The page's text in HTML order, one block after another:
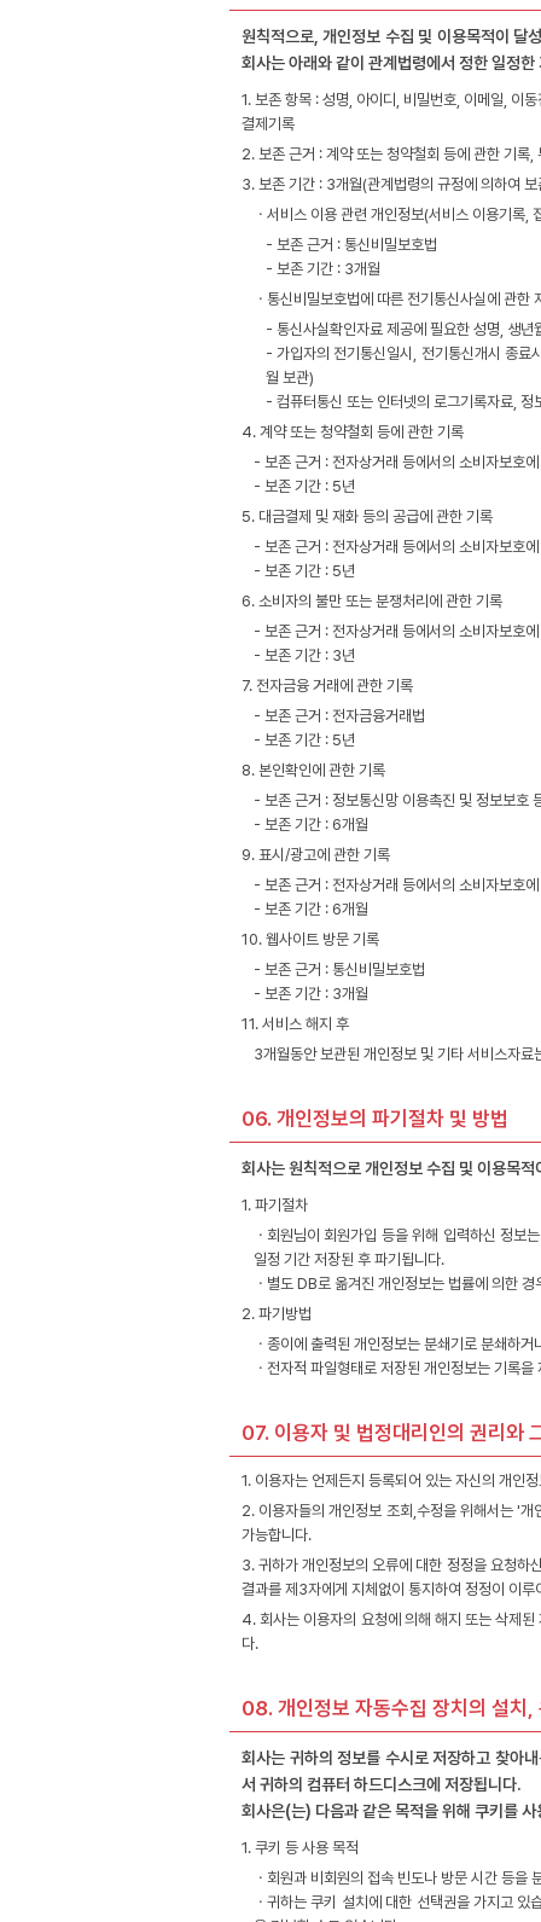
원칙적으로, 개인정보 수집 및 이용목적이 달
회사는 아래와 같이 관계법령에서 정한 일정
1. 보존 항목 : 성명, 아이디, 비밀번호, 이메일, 이
결제기록
2. 보존 근거 : 계약 또는 청약철회 등에 관한 기록
3. 보존 기간 : 3개월(관계법령의 규정에 의하여
ㆍ서비스 이용 관련 개인정보(서비스 이용기록,
- 보존 근거 : 통신비밀보호법
- 보존 기간 : 3개월
ㆍ통신비밀보호법에 따른 전기통신사실에 관한
- 통신사실확인자료 제공에 필요한 성명, 생년
- 가입자의 전기통신일시, 전기통신개시 종료
월 보관)
- 컴퓨터통신 또는 인터넷의 로그기록자료,
4. 계약 또는 청약철회 등에 관한 기록
- 보존 근거 : 전자상거래 등에서의 소비자보호
- 보존 기간 : 5년
5. 대금결제 및 재화 등의 공급에 관한 기록
- 보존 근거 : 전자상거래 등에서의 소비자보호
- 보존 기간 : 5년
6. 소비자의 불만 또는 분쟁처리에 관한 기록
- 보존 근거 : 전자상거래 등에서의 소비자보호
- 보존 기간 : 3년
7. 전자금융 거래에 관한 기록
- 보존 근거 : 전자금융거래법
- 보존 기간 : 5년
8. 본인확인에 관한 기록
- 보존 근거 : 정보통신망 이용촉진 및 정보보호
- 보존 기간 : 6개월
9. 표시/광고에 관한 기록
- 보존 근거 : 전자상거래 등에서의 소비자보호
- 보존 기간 : 6개월
10. 웹사이트 방문 기록
- 보존 근거 : 통신비밀보호법
- 보존 기간 : 3개월
11. 서비스 해지 후
3개월동안 보관된 개인정보 및 기타 서비스자
06. 개인정보의 파기절차 및 방법
회사는 원칙적으로 개인정보 수집 및 이용목
1. 파기절차
ㆍ회원님이 회원가입 등을 위해 입력하신 정
일정 기간 저장된 후 파기됩니다.
ㆍ별도 DB로 옮겨진 개인정보는 법률에 의한
2. 파기방법
ㆍ종이에 출력된 개인정보는 분쇄기로 분쇄하
ㆍ전자적 파일형태로 저장된 개인정보는 기록
07. 이용자 및 법정대리인의 권리와
1. 이용자는 언제든지 등록되어 있는 자신의 개인
2. 이용자들의 개인정보 조회,수정을 위해서는 '
가능합니다.
3. 귀하가 개인정보의 오류에 대한 정정을 요청하
결과를 제3자에게 지체없이 통지하여 정정이 이루
4. 회사는 이용자의 요청에 의해 해지 또는 삭제
다.
08. 개인정보 자동수집 장치의 설치,
회사는 귀하의 정보를 수시로 저장하고 찾아
서 귀하의 컴퓨터 하드디스크에 저장됩니다.
회사은(는) 다음과 같은 목적을 위해 쿠키를
1. 쿠키 등 사용 목적
ㆍ회원과 비회원의 접속 빈도나 방문 시간 등
ㆍ귀하는 쿠키 설치에 대한 선택권을 가지고